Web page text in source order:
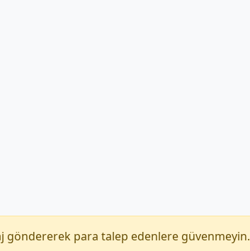
göndererek para talep edenlere güvenmeyin.